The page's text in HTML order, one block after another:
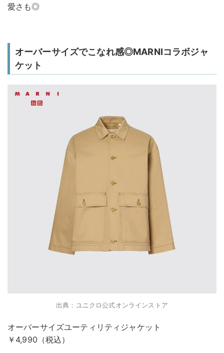
愛さも◎
オーバーサイズでこなれ感◎MARNIコラボジャ
ケット
出典：ユニクロ公式オンラインストア
オーバーサイズユーティリティジャケット
￥4,990（税込）